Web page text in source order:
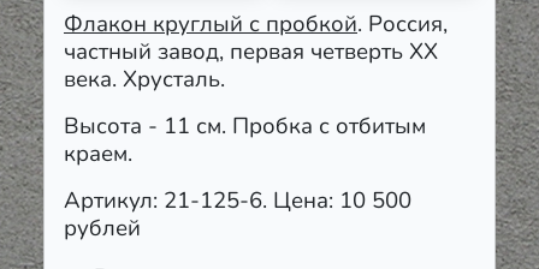
Флакон круглый с пробкой. Россия,
частный завод, первая четверть ХХ
века. Хрусталь.
Высота - 11 см. Пробка с отбитым
краем.
Артикул: 21-125-6. Цена: 10 500
рублей